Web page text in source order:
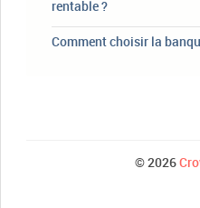
rentable ?
Comment choisir la
© 2026